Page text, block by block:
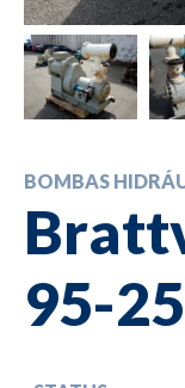
BOMBAS
95-